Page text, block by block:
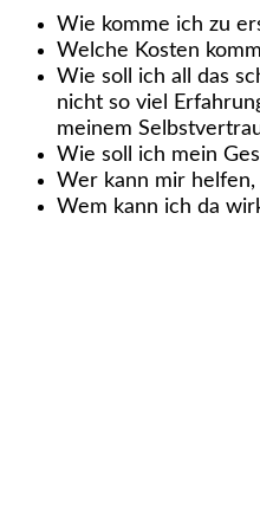
Wie komme ich zu
Welche Kosten
Wie soll ich all das
nicht so viel
meinem
Wie soll ich mein
Wer kann mir helfen,
Wem kann ich da